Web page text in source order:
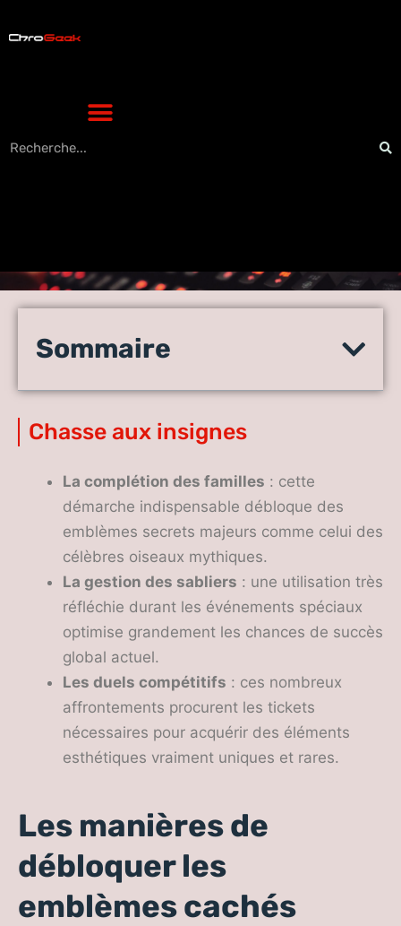
les astuces pour réussir
secrètes
Sommaire
Chasse aux insignes
La complétion des familles : cette
démarche indispensable débloque des
emblèmes secrets majeurs comme celui des
célèbres oiseaux mythiques.
La gestion des sabliers : une utilisation très
réfléchie durant les événements spéciaux
optimise grandement les chances de succès
global actuel.
Les duels compétitifs : ces nombreux
affrontements procurent les tickets
nécessaires pour acquérir des éléments
esthétiques vraiment uniques et rares.
Les manières de
débloquer les
emblèmes cachés